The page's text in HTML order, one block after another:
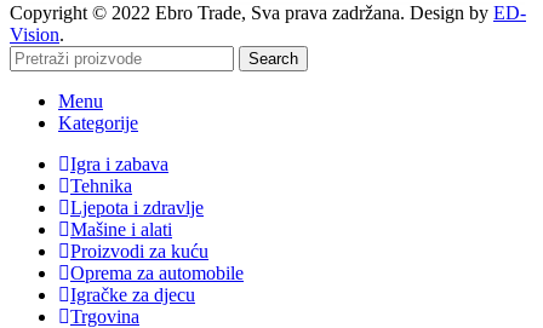
Copyright © 2022 Ebro Trade, Sva prava zadržana. Design by ED-
Vision.
Search
Menu
Kategorije
Igra i zabava
Tehnika
Ljepota i zdravlje
Mašine i alati
Proizvodi za kuću
Oprema za automobile
Igračke za djecu
Trgovina